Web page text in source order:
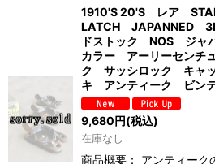
1910'S 20'S レア
LATCH JAPANNED
ドストック NOS ジャ
カラー アーリーセンチ
ク サッシロック キャ
キ アンティーク ビン
9,680円(税込)
在庫なし
商品概要： アンティーク